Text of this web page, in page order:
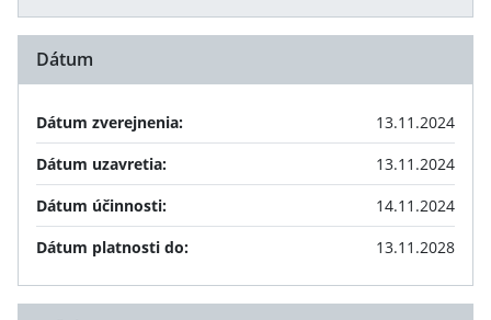
Dátum
Dátum zverejnenia:
13.11.2024
Dátum uzavretia:
13.11.2024
Dátum účinnosti:
14.11.2024
Dátum platnosti do:
13.11.2028